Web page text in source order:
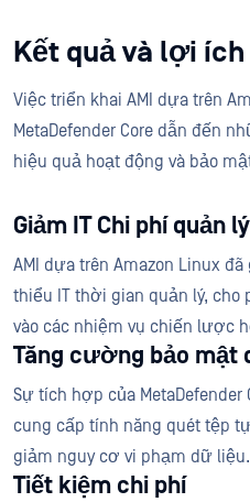
Kết quả và lợi ích
Việc triển khai AMI dựa trên
MetaDefender Core dẫn đến
hiệu quả hoạt động và bảo
Giảm IT Chi phí quản lý
AMI dựa trên Amazon Linux
thiểu IT thời gian quản lý, cho
vào các nhiệm vụ chiến lược
Tăng cường bảo mật
Sự tích hợp của MetaDefender
cung cấp tính năng quét tệp
giảm nguy cơ vi phạm dữ liệu.
Tiết kiệm chi phí